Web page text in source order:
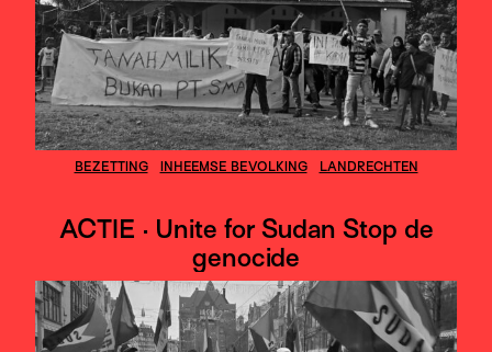
BEZETTING INHEEMSE BEVOLKING LANDRECHTEN
ACTIE · Unite for Sudan Stop de
genocide